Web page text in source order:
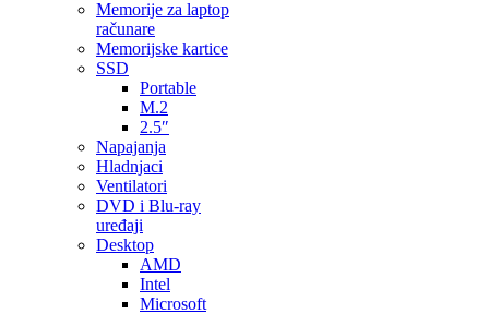
Memorije za laptop
računare
Memorijske kartice
SSD
Portable
M.2
2.5″
Napajanja
Hladnjaci
Ventilatori
DVD i Blu-ray
uređaji
Desktop
AMD
Intel
Microsoft